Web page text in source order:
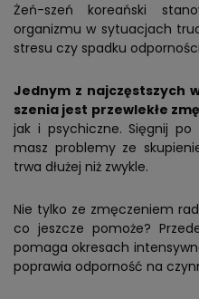
Żeń-szeń koreański
organizmu w sytuacjach
stresu czy spadku
Jednym z najczęstszych
szenia jest przewlekłe
jak i psychiczne. Sięgnij
masz problemy ze
trwa dłużej niż zwykle.
Nie tylko ze zmęczeniem
co jeszcze pomoże?
pomaga okresach
poprawia odporność na